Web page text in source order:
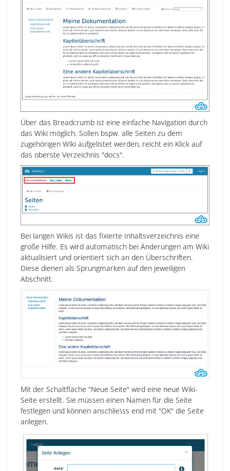
Über das Breadcrumb ist eine einfache Navigation durch
das Wiki möglich. Sollen bspw. alle Seiten zu dem
zugehörigen Wiki aufgelistet werden, reicht ein Klick auf
das oberste Verzeichnis "docs".
Bei langen Wikis ist das fixierte Inhaltsverzeichnis eine
große Hilfe. Es wird automatisch bei Änderungen am Wiki
aktualisiert und orientiert sich an den Überschriften.
Diese dienen als Sprungmarken auf den jeweiligen
Abschnitt.
Mit der Schaltfläche "Neue Seite" wird eine neue Wiki-
Seite erstellt. Sie müssen einen Namen für die Seite
festlegen und können anschlie\ss end mit "OK" die Seite
anlegen.